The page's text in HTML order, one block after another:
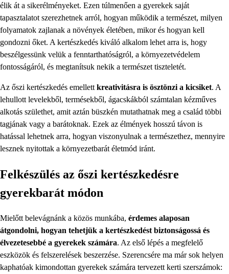
élik át a sikerélményeket. Ezen túlmenően a gyerekek saját
tapasztalatot szerezhetnek arról, hogyan működik a természet, milyen
folyamatok zajlanak a növények életében, mikor és hogyan kell
gondozni őket. A kertészkedés kiváló alkalom lehet arra is, hogy
beszélgessünk velük a fenntarthatóságról, a környezetvédelem
fontosságáról, és megtanítsuk nekik a természet tiszteletét.
Az őszi kertészkedés emellett kreativitásra is ösztönzi a kicsiket. A
lehullott levelekből, termésekből, ágacskákból számtalan kézműves
alkotás születhet, amit aztán büszkén mutathatnak meg a család többi
tagjának vagy a barátoknak. Ezek az élmények hosszú távon is
hatással lehetnek arra, hogyan viszonyulnak a természethez, mennyire
lesznek nyitottak a környezetbarát életmód iránt.
Felkészülés az őszi kertészkedésre
gyerekbarát módon
Mielőtt belevágnánk a közös munkába, érdemes alaposan
átgondolni, hogyan tehetjük a kertészkedést biztonságossá és
élvezetesebbé a gyerekek számára. Az első lépés a megfelelő
eszközök és felszerelések beszerzése. Szerencsére ma már sok helyen
kaphatóak kimondottan gyerekek számára tervezett kerti szerszámok: